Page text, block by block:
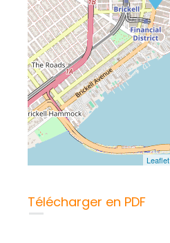
Leaflet
Télécharger en PDF